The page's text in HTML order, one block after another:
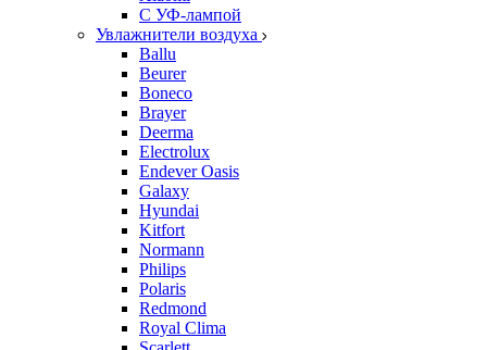
С УФ-лампой
Увлажнители воздуха
Ballu
Beurer
Boneco
Brayer
Deerma
Electrolux
Endever Oasis
Galaxy
Hyundai
Kitfort
Normann
Philips
Polaris
Redmond
Royal Clima